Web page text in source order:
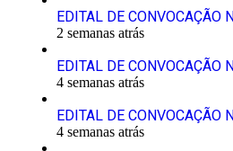
EDITAL DE CONVOCAÇÃO
2 semanas atrás
EDITAL DE CONVOCAÇÃO
4 semanas atrás
EDITAL DE CONVOCAÇÃO
4 semanas atrás